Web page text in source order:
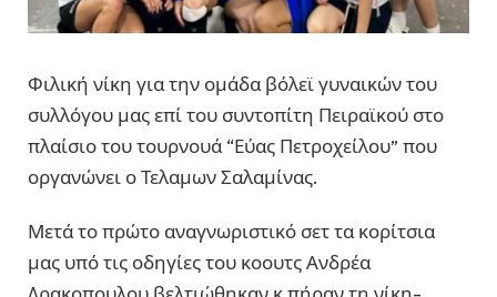
Φιλική νίκη για την ομάδα βόλεϊ γυναικών του
συλλόγου μας επί του συντοπίτη Πειραϊκού στο
πλαίσιο του τουρνουά “Εύας Πετροχείλου” που
οργανώνει ο Τελαμων Σαλαμίνας.
Μετά το πρώτο αναγνωριστικό σετ τα κορίτσια
μας υπό τις οδηγίες του κοουτς Ανδρέα